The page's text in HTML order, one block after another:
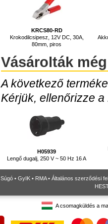
KRCS80-RD
Krokodilcsipesz, 12V DC, 30A,
80mm, piros
Vásárolták még
A következő
Kérjük, ellenőrizze
H05939
Lengő dugalj, 250 V ~ 50 Hz 16 A
Súgó • GyIK • RMA• Általános szerződési
A csomagküldés a